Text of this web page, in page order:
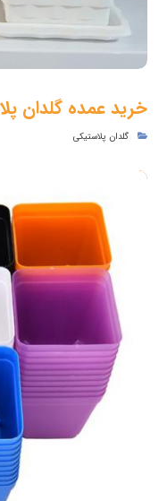
خرید عمده گلدان
گلدان پلاستیکی